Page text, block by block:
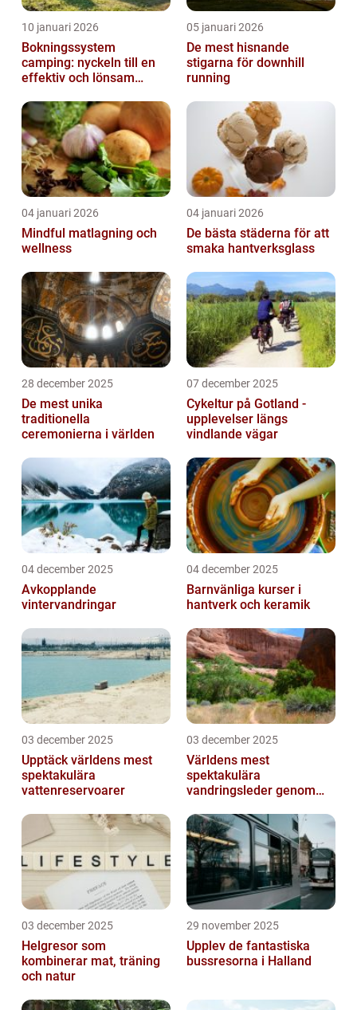
10 januari 2026
Bokningssystem
camping: nyckeln till en
effektiv och lönsam
05 januari 2026
De mest hisnande
stigarna för downhill
running
04 januari 2026
Mindful matlagning och
wellness
04 januari 2026
De bästa städerna för att
smaka hantverksglass
28 december 2025
De mest unika
traditionella
ceremonierna i världen
07 december 2025
Cykeltur på Gotland -
upplevelser längs
vindlande vägar
04 december 2025
Avkopplande
vintervandringar
04 december 2025
Barnvänliga kurser i
hantverk och keramik
03 december 2025
Upptäck världens mest
spektakulära
vattenreservoarer
03 december 2025
Världens mest
spektakulära
vandringsleder genom
03 december 2025
Helgresor som
kombinerar mat, träning
och natur
29 november 2025
Upplev de fantastiska
bussresorna i Halland